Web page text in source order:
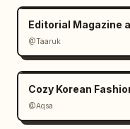
Editorial Magazine
@Taaruk
Cozy Korean
@Aqsa